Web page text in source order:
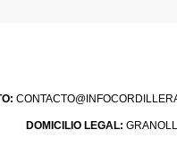
DOMICILIO LEGAL: